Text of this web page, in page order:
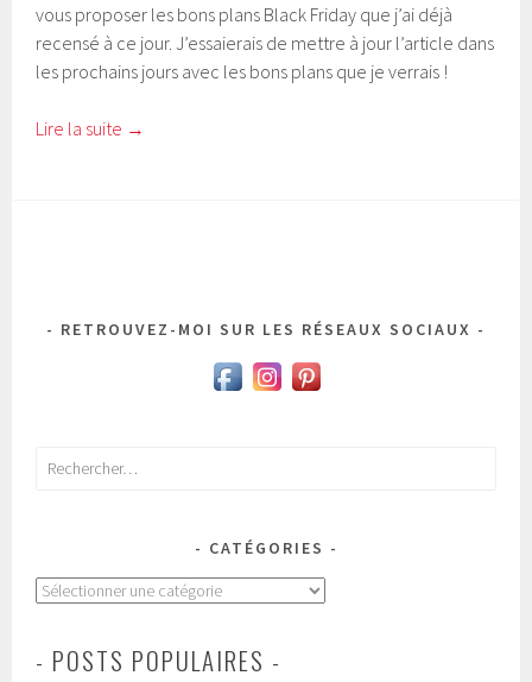
vous proposer les bons plans Black Friday que j’ai déjà
recensé à ce jour. J’essaierais de mettre à jour l’article dans
les prochains jours avec les bons plans que je verrais !
Lire la suite →
RETROUVEZ-MOI SUR LES RÉSEAUX SOCIAUX
Rechercher :
CATÉGORIES
Catégories
- POSTS POPULAIRES -